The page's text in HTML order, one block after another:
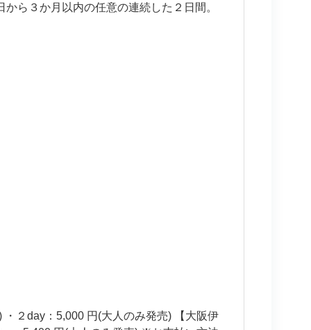
ら３か月以内の任意の連続した２日間。
・２day：5,000 円(大人のみ発売) 【大阪伊